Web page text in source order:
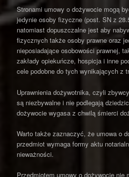
Stronami umowy o dożywocie mogą
jedynie osoby fizyczne (post. SN z
natomiast dopuszczalne jest aby
fizycznych także osoby prawne oraz
nieposiadające osobowości prawnej,
zakłady opiekuńcze, hospicja i inne
cele podobne do tych wynikających z
Uprawnienia dożywotnika, czyli
są niezbywalne i nie podlegają
dożywocie wygasa z chwilą śmierci
Warto także zaznaczyć, że umowa o
przedmiot wymaga formy aktu
nieważności.
Przedmiotem umowy o dożywocie nie